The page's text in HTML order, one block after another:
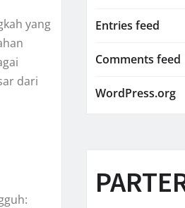
yang
dari
Entries feed
Comments feed
WordPress.org